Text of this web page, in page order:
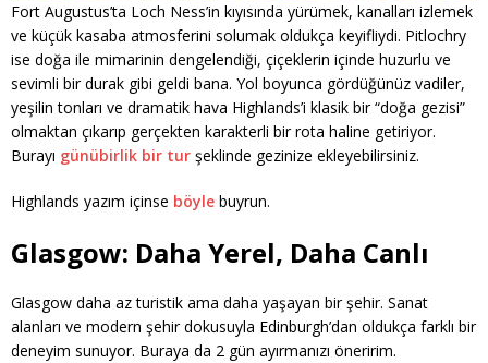
Fort Augustus’ta Loch Ness’in kıyısında yürümek, kanalları izlemek
ve küçük kasaba atmosferini solumak oldukça keyifliydi. Pitlochry
ise doğa ile mimarinin dengelendiği, çiçeklerin içinde huzurlu ve
sevimli bir durak gibi geldi bana. Yol boyunca gördüğünüz vadiler,
yeşilin tonları ve dramatik hava Highlands’i klasik bir “doğa gezisi”
olmaktan çıkarıp gerçekten karakterli bir rota haline getiriyor.
Burayı günübirlik bir tur şeklinde gezinize ekleyebilirsiniz.
Highlands yazım içinse böyle buyrun.
Glasgow: Daha Yerel, Daha Canlı
Glasgow daha az turistik ama daha yaşayan bir şehir. Sanat
alanları ve modern şehir dokusuyla Edinburgh’dan oldukça farklı bir
deneyim sunuyor. Buraya da 2 gün ayırmanızı öneririm.